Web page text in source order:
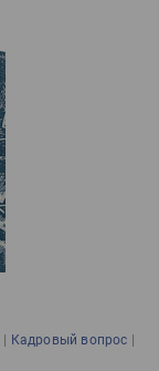
| Кадровый вопрос |